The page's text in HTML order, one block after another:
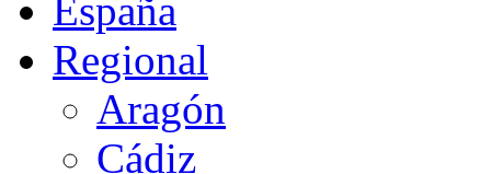
España
Regional
Aragón
Cádiz